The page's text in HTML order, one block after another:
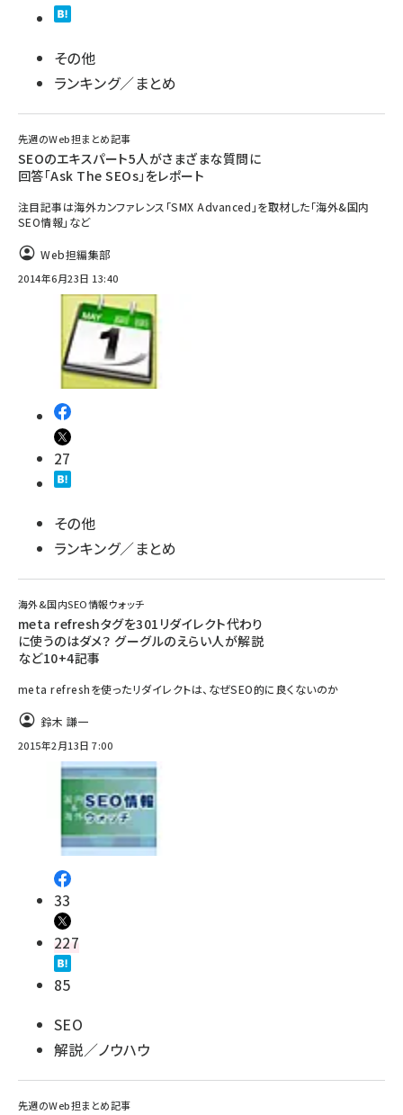
その他
ランキング／まとめ
先週のWeb担まとめ記事
SEOのエキスパート5人がさまざまな質問に
回答「Ask The SEOs」をレポート
注目記事は海外カンファレンス「SMX Advanced」を取材した「海外&国内
SEO情報」など
Web担編集部
2014年6月23日 13:40
27
その他
ランキング／まとめ
海外&国内SEO情報ウォッチ
meta refreshタグを301リダイレクト代わり
に使うのはダメ？ グーグルのえらい人が解説
など10+4記事
meta refreshを使ったリダイレクトは、なぜSEO的に良くないのか
鈴木 謙一
2015年2月13日 7:00
33
227
85
SEO
解説／ノウハウ
先週のWeb担まとめ記事